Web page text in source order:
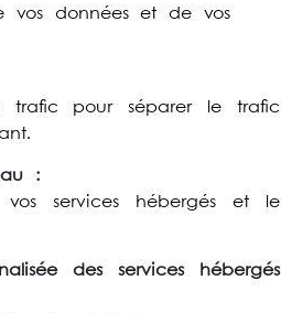
vos données et de vos
trafic pour séparer le trafic
:
services hébergés et le
des services hébergés